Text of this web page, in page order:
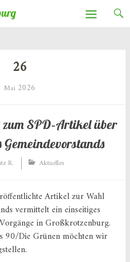
26
Mai 2026
SPD‑Artikel über
R. Aktuelles
Artikel zur Wahl
vermittelt ein einseitiges
in Großkrotzenburg.
90/Die Grünen möchten wir